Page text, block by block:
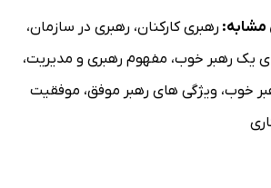
رهبری کارکنان، رهبری در سازمان،
یک رهبر خوب، مفهوم رهبری و مدیریت،
خوب، ویژگی های رهبر موفق، موفقیت